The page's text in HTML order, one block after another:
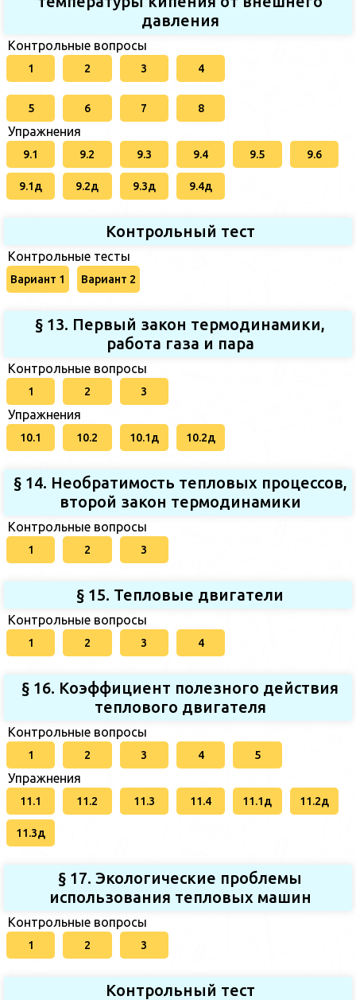
давления
Контрольные вопросы
1 2 3 4
5 6 7 8
Упражнения
9.1 9.2 9.3 9.4 9.5 9.6
9.1д 9.2д 9.3д 9.4д
Контрольный тест
Контрольные тесты
Вариант 1 Вариант 2
§ 13. Первый закон термодинамики,
работа газа и пара
Контрольные вопросы
1 2 3
Упражнения
10.1 10.2 10.1д 10.2д
§ 14. Необратимость тепловых процессов,
второй закон термодинамики
Контрольные вопросы
1 2 3
§ 15. Тепловые двигатели
Контрольные вопросы
1 2 3 4
§ 16. Коэффициент полезного действия
теплового двигателя
Контрольные вопросы
1 2 3 4 5
Упражнения
11.1 11.2 11.3 11.4 11.1д 11.2д
11.3д
§ 17. Экологические проблемы
использования тепловых машин
Контрольные вопросы
1 2 3
Контрольный тест